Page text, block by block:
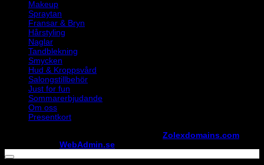
Makeup
Spraytan
Fransar & Bryn
Hårstyling
Naglar
Tandblekning
Smycken
Hud & Kroppsvård
Salongstillbehör
Just for fun
Sommarerbjudande
Om oss
Presentkort
Zolexdomains.com
WebAdmin.se